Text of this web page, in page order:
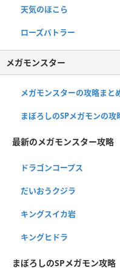
天気のほこら
ローズバトラー
メガモンスター
メガモンスターの攻略まと
まぼろしのSPメガモンの攻
最新のメガモンスター攻略
ドラゴンコープス
だいおうクジラ
キングスイカ岩
キングヒドラ
まぼろしのSPメガモン攻略